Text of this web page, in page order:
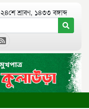
২৪শে শ্রাবণ, ১৪৩৩ বঙ্গাব্দ